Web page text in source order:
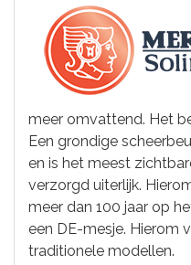
meer omvattend. Het
Een grondige
en is het meest
verzorgd uiterlijk.
meer dan 100 jaar op
een DE-mesje. Hierom
traditionele modellen.